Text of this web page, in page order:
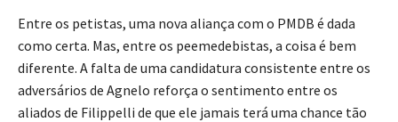
Entre os petistas, uma nova aliança com o PMDB é dada
como certa. Mas, entre os peemedebistas, a coisa é bem
diferente. A falta de uma candidatura consistente entre os
adversários de Agnelo reforça o sentimento entre os
aliados de Filippelli de que ele jamais terá uma chance tão